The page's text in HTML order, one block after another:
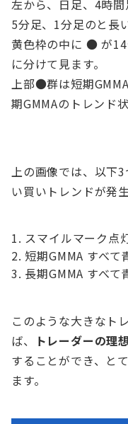
左から、日足、4時
5分足、1分足のと長
黄色枠の中に ● が
に分けて見ます。
上部●群は短期
期GMMAのトレンド
上の画像では、以下
い買いトレンドが発
スマイルマーク点
短期GMMA すべ
長期GMMA すべ
このような大きなト
ば、
トレーダーの理
することができ、と
ます。